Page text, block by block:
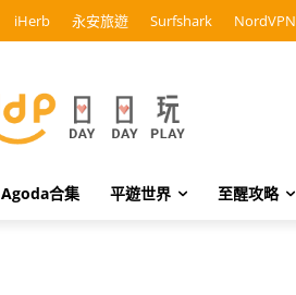
iHerb 永安旅遊 Surfshark NordVPN
Agoda合集 平遊世界 至醒攻略